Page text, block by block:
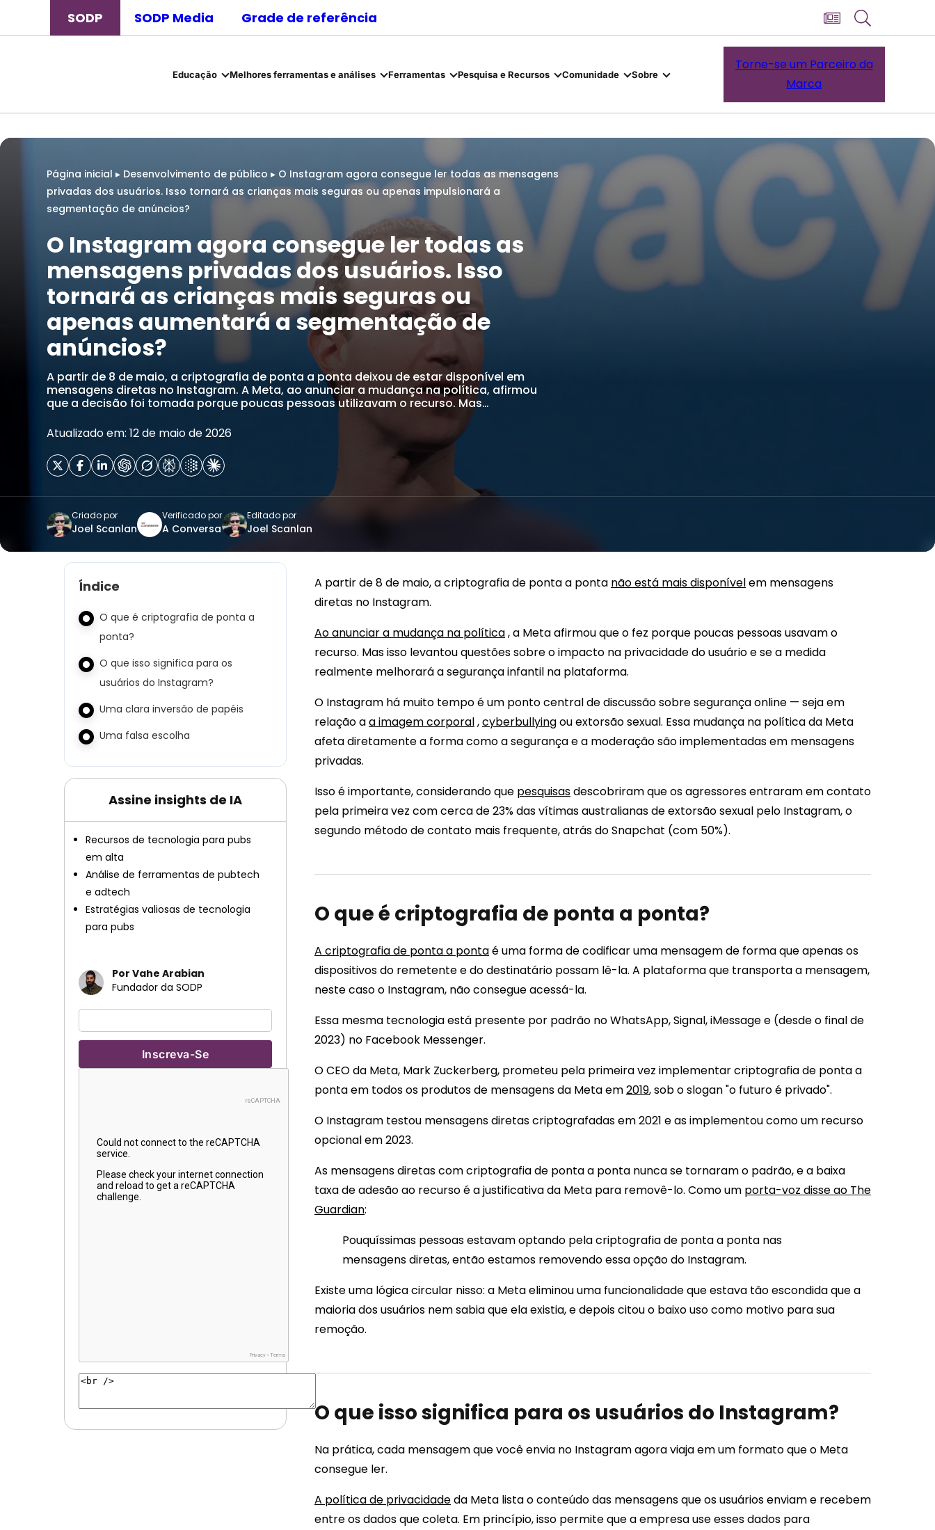
SODP SODP Media Grade de referência
Educação Melhores ferramentas e análises Ferramentas Pesquisa e Recursos Comunidade Sobre
Torne-se um Parceiro da
Marca
Página inicial ▸ Desenvolvimento de público ▸ O Instagram agora consegue ler todas as mensagens
privadas dos usuários. Isso tornará as crianças mais seguras ou apenas impulsionará a
segmentação de anúncios?
O Instagram agora consegue ler todas as
mensagens privadas dos usuários. Isso
tornará as crianças mais seguras ou
apenas aumentará a segmentação de
anúncios?
A partir de 8 de maio, a criptografia de ponta a ponta deixou de estar disponível em
mensagens diretas no Instagram. A Meta, ao anunciar a mudança na política, afirmou
que a decisão foi tomada porque poucas pessoas utilizavam o recurso. Mas…
Atualizado em: 12 de maio de 2026
Criado por
Joel Scanlan
Verificado por
A Conversa
Editado por
Joel Scanlan
Índice
O que é criptografia de ponta a
ponta?
O que isso significa para os
usuários do Instagram?
Uma clara inversão de papéis
Uma falsa escolha
Assine insights de IA
Recursos de tecnologia para pubs
em alta
Análise de ferramentas de pubtech
e adtech
Estratégias valiosas de tecnologia
para pubs
Por Vahe Arabian
Fundador da SODP
A partir de 8 de maio, a criptografia de ponta a ponta não está mais disponívelem mensagens
diretas no Instagram.
Ao anunciar a mudança na política, a Meta afirmou que o fez porque poucas pessoas usavam o
recurso. Mas isso levantou questões sobre o impacto na privacidade do usuário e se a medida
realmente melhorará a segurança infantil na plataforma.
O Instagram há muito tempo é um ponto central de discussão sobre segurança online — seja em
relação aa imagem corporal,cyberbullyingou extorsão sexual. Essa mudança na política da Meta
afeta diretamente a forma como a segurança e a moderação são implementadas em mensagens
privadas.
Isso é importante, considerando que pesquisasdescobriram que os agressores entraram em contato
pela primeira vez com cerca de 23% das vítimas australianas de extorsão sexual pelo Instagram, o
segundo método de contato mais frequente, atrás do Snapchat (com 50%).
O que é criptografia de ponta a ponta?
A criptografia de ponta a pontaé uma forma de codificar uma mensagem de forma que apenas os
dispositivos do remetente e do destinatário possam lê-la. A plataforma que transporta a mensagem,
neste caso o Instagram, não consegue acessá-la.
Essa mesma tecnologia está presente por padrão no WhatsApp, Signal, iMessage e (desde o final de
2023) no Facebook Messenger.
O CEO da Meta, Mark Zuckerberg, prometeu pela primeira vez implementar criptografia de ponta a
ponta em todos os produtos de mensagens da Meta em2019, sob o slogan "o futuro é privado".
O Instagram testou mensagens diretas criptografadas em 2021 e as implementou como um recurso
opcional em 2023.
As mensagens diretas com criptografia de ponta a ponta nunca se tornaram o padrão, e a baixa
taxa de adesão ao recurso é a justificativa da Meta para removê-lo. Como um porta-voz disse ao The
Guardian:
Pouquíssimas pessoas estavam optando pela criptografia de ponta a ponta nas
mensagens diretas, então estamos removendo essa opção do Instagram.
Existe uma lógica circular nisso: a Meta eliminou uma funcionalidade que estava tão escondida que a
maioria dos usuários nem sabia que ela existia, e depois citou o baixo uso como motivo para sua
remoção.
O que isso significa para os usuários do Instagram?
Na prática, cada mensagem que você envia no Instagram agora viaja em um formato que o Meta
consegue ler.
A política de privacidadeda Meta lista o conteúdo das mensagens que os usuários enviam e recebem
entre os dados que coleta. Em princípio, isso permite que a empresa use esses dados para